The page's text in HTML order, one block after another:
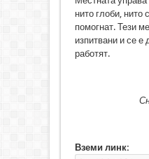
нито глоби,
помогнат. Тези
изпитвани и се е
работят.
Вземи линк: